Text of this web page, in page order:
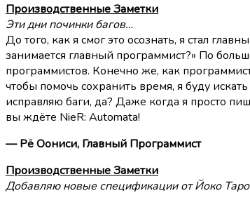
Производственные Заметки
Эти дни починки багов…
До того, как я смог это осознать, я стал
занимается главный программист?» По
программистов. Конечно же, как
чтобы помочь сохранить время, я буду
исправляю баги, да? Даже когда я просто
вы ждёте NieR: Automata!
— Рё Оониси, Главный Программист
Производственные Заметки
Добавляю новые спецификации от Йоко Таро